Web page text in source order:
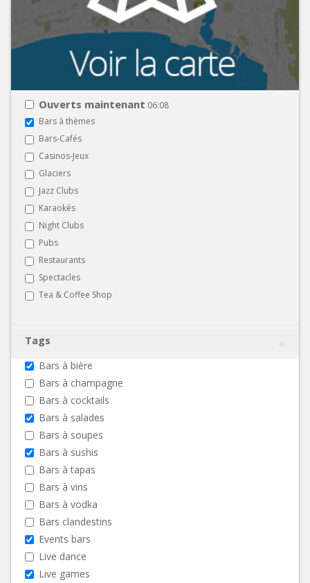
Ouverts maintenant 06:08
Bars à thèmes
Bars-Cafés
Casinos-Jeux
Glaciers
Jazz Clubs
Karaokés
Night Clubs
Pubs
Restaurants
Spectacles
Tea & Coffee Shop
Tags
Bars à bière
Bars à champagne
Bars à cocktails
Bars à salades
Bars à soupes
Bars à sushis
Bars à tapas
Bars à vins
Bars à vodka
Bars clandestins
Events bars
Live dance
Live games